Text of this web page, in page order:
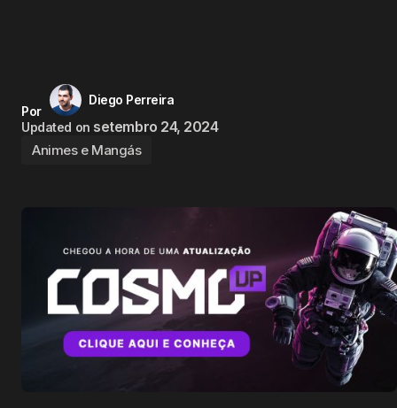
Por
Diego Perreira
Updated on setembro 24, 2024
Animes e Mangás